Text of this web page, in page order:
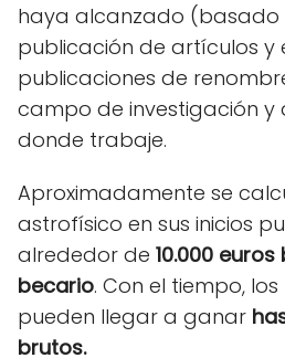
haya alcanzado (basado
publicación de artículos y
publicaciones de
campo de investigación y
donde trabaje.
Aproximadamente se
astrofísico en sus inicios
alrededor de 10.000
becario. Con el tiempo,
pueden llegar a ganar
brutos.